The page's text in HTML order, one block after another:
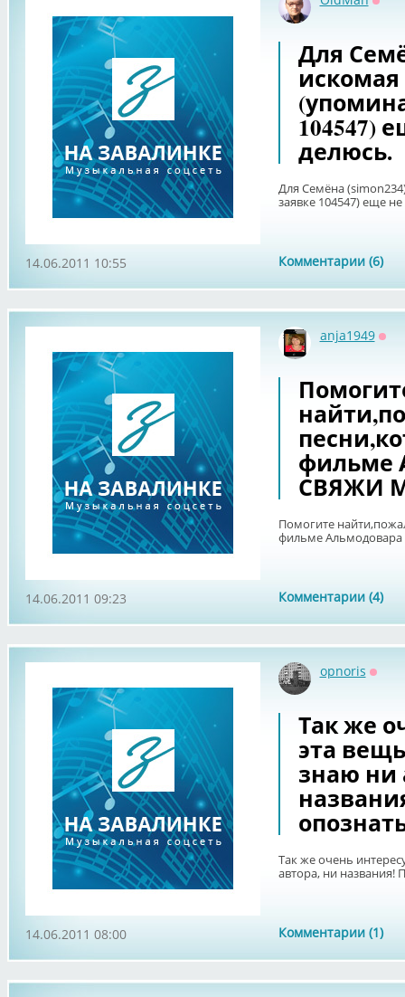
Для
искомая
104547)
делюсь.
Для Семёна
заявке 104547) еще
Комментарии (6)
14.06.2011 10:55
anja1949
фильме
СВЯЖИ
Помогите
фильме
Комментарии (4)
14.06.2011 09:23
opnoris
Так же
эта
знаю ни
Так же очень
автора, ни названия!
Комментарии (1)
14.06.2011 08:00